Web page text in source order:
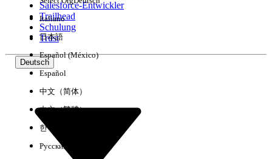
Erfahrung
Salesforce-Entwickler
Trailhead
Schulung
Trust
Deutsch
Italiano
日本語
Español (México)
Español
中文（简体）
中文（繁體）
한국어
Русский